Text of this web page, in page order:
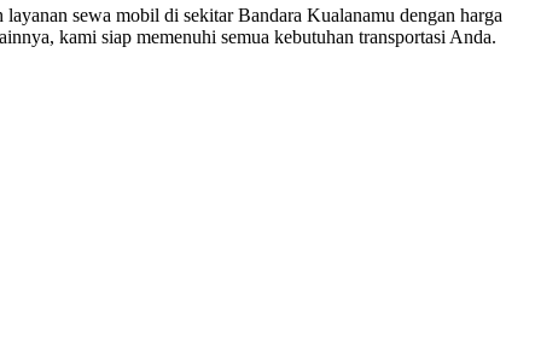
sewa mobil di sekitar Bandara Kualanamu dengan harga
kami siap memenuhi semua kebutuhan transportasi Anda.